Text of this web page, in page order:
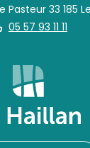
Pasteur 33 185
05 57 93 11 11